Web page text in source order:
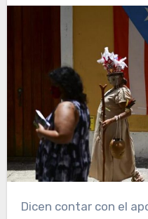
Dicen contar con el apoyo del 13% de la